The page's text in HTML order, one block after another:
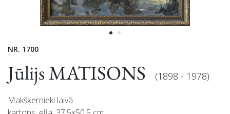
NR. 1700
Jūlijs MATISONS (1898 - 1978)
Makšķernieki laivā